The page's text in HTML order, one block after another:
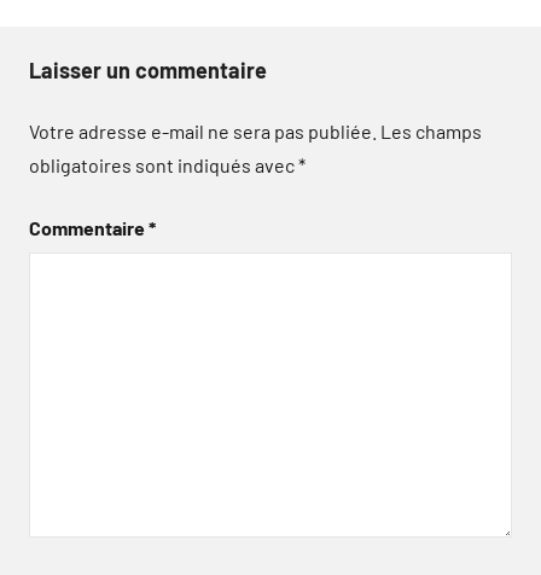
Laisser un commentaire
Votre adresse e-mail ne sera pas publiée. Les champs
obligatoires sont indiqués avec*
Commentaire*